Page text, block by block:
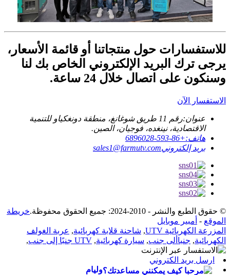
للاستفسارات حول منتجاتنا أو قائمة الأسعار،
يرجى ترك البريد الإلكتروني الخاص بك لنا
وسنكون على اتصال خلال 24 ساعة.
الاستفسار الآن
عنوان:
رقم 11 طريق شوغانغ، منطقة دونغكياو للتنمية
الاقتصادية، نينغده، فوجيان، الصين.
هاتف:+86-593-6896028
بريد إلكترونيsales1@farmutv.com
© حقوق الطبع والنشر - 2010-2024: جميع الحقوق محفوظة.
خريطة
الموقع - أمبير موبايل
المزرعة الكهربائية UTV
, شاحنة قلابة كهربائية, عربة الغولف
الكهربائية, جنباألى جنب, سيارة كهربائية, UTV جنبًا إلى جنب ,
ارسل بريد الكتروني
وليام